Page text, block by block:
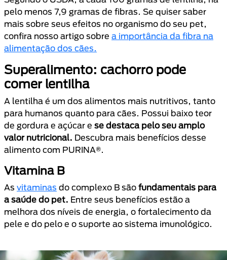
pelo menos 7,9 gramas de fibras. Se quiser saber
mais sobre seus efeitos no organismo do seu pet,
confira nosso artigo sobre a importância da fibra na
alimentação dos cães.
Superalimento: cachorro pode
comer lentilha
A lentilha é um dos alimentos mais nutritivos, tanto
para humanos quanto para cães. Possui baixo teor
de gordura e açúcar e se destaca pelo seu amplo
valor nutricional. Descubra mais benefícios desse
alimento com PURINA®.
Vitamina B
As vitaminas do complexo B são fundamentais para
a saúde do pet. Entre seus benefícios estão a
melhora dos níveis de energia, o fortalecimento da
pele e do pelo e o suporte ao sistema imunológico.